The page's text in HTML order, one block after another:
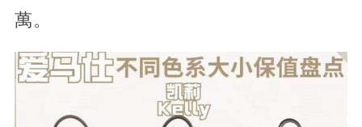
萬。